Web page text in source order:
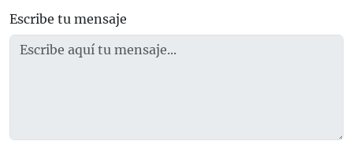
Escribe tu mensaje